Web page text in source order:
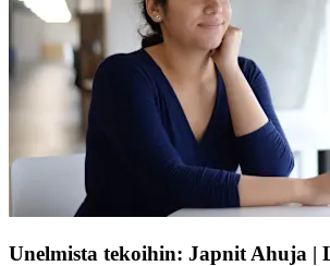
Unelmista tekoihin: Japnit Ahuja |